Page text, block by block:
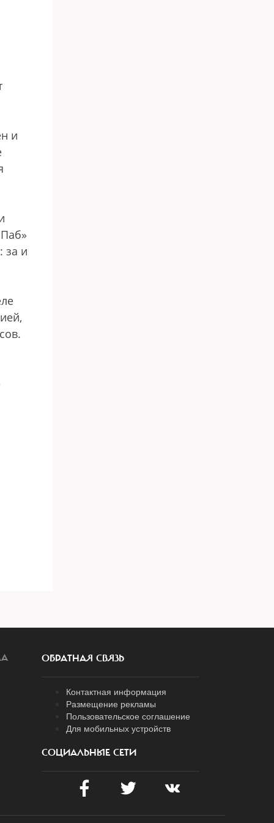
и
за и
ОБРАТНАЯ СВЯЗЬ
Контактная информация
Размещение рекламы
Пользовательское соглашение
Для мобильных устройств
СОЦИАЛЬНЫЕ СЕТИ